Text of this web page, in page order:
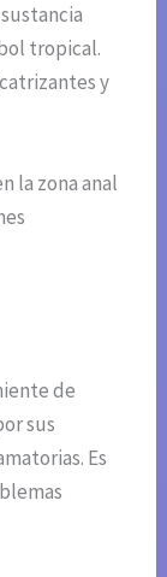
tropical.
y
la zona anal
de
sus
Es